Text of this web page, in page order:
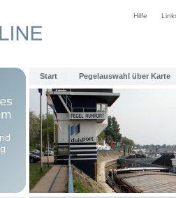
Hilfe
Start Pegelauswahl über Karte